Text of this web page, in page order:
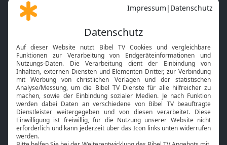
Gott und Bibel erklärt
Neuigkeiten
Mobile App
Smart TV
HbbTV
Bibelthek Online-Bibel
Nächster Gottesdienst
Bibel TV Service